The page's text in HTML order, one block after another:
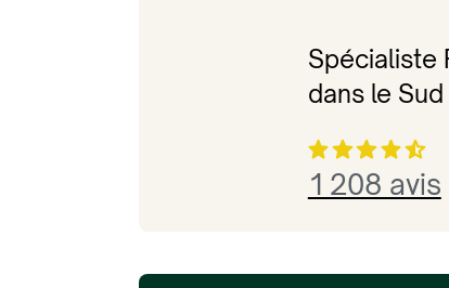
Spécialiste
dans le
1 208 avis